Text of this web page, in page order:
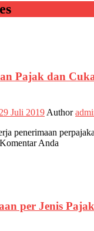
Pajak dan
29 Juli 2019 Author
penerimaan
Anda
per Jenis